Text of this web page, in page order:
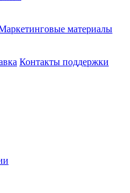
материалы
Контакты поддержки